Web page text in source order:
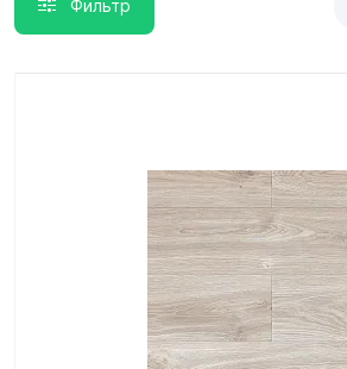
Фильтр